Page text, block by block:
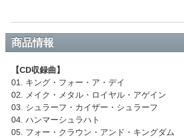
商品情報
【CD収録曲】
01. キング・フォー・ア・デイ
02. メイク・メタル・ロイヤル・アゲイン
03. シュラーフ・カイザー・シュラーフ
04. ハンマーシュラハト
05. フォー・クラウン・アンド・キングダム